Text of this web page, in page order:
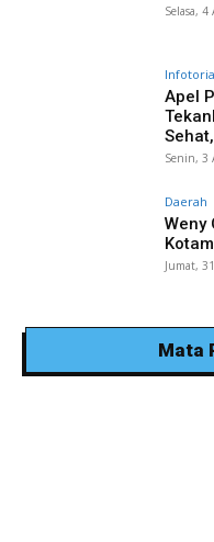
Selasa,
Apel
Senin, 3
Daerah
Weny
Jumat,
Mata